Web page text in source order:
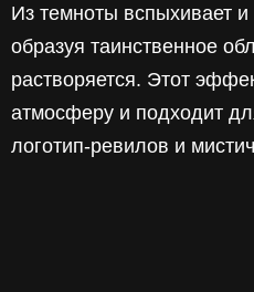
Из темноты вспыхивает и
образуя таинственное
растворяется. Этот
атмосферу и подходит
логотип‑ревилов и